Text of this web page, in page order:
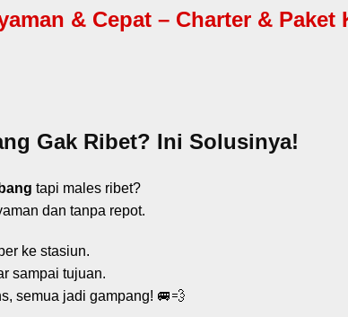
& Cepat – Charter & Paket
Gak Ribet? Ini Solusinya!
tapi males ribet?
dan tanpa repot.
ke stasiun.
sampai tujuan.
semua jadi gampang! 🚐💨